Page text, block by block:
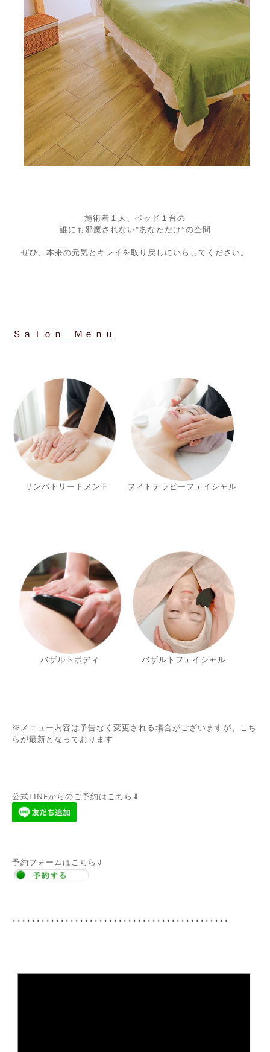
施術者１人、ベッド１台の
誰にも邪魔されない"あなただけ”の空間
ぜひ、本来の元気とキレイを取り戻しにいらしてください。
Ｓａｌｏｎ Ｍｅｎｕ
リンパトリートメント フィトテラピーフェイシャル
バザルトボディ バザルトフェイシャル
※ メニュー内容は予告なく変更される場合がございますが、こち
らが最新となっております
公式LINEからのご予約はこちら⇓
予約フォームはこちら⇓
･････････････････････････････････････････････